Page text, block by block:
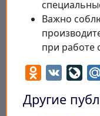
Важно
при работе
VK
Другие